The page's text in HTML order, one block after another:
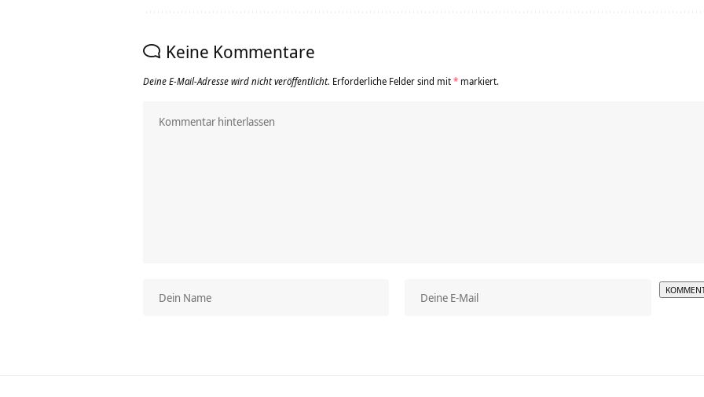
Keine Kommentare
Deine E-Mail-Adresse wird nicht veröffentlicht. Erforderliche Felder sind mit* markiert.